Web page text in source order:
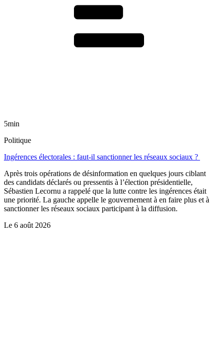
5min
Politique
Ingérences électorales : faut-il sanctionner les réseaux sociaux ?
Après trois opérations de désinformation en quelques jours ciblant
des candidats déclarés ou pressentis à l’élection présidentielle,
Sébastien Lecornu a rappelé que la lutte contre les ingérences était
une priorité. La gauche appelle le gouvernement à en faire plus et à
sanctionner les réseaux sociaux participant à la diffusion.
Le 6 août 2026